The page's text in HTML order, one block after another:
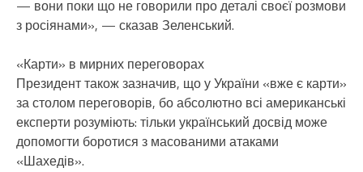
— вони поки що не говорили про деталі своєї розмови
з росіянами», — сказав Зеленський.
«Карти» в мирних переговорах
Президент також зазначив, що у України «вже є карти»
за столом переговорів, бо абсолютно всі американські
експерти розуміють: тільки український досвід може
допомогти боротися з масованими атаками
«Шахедів».